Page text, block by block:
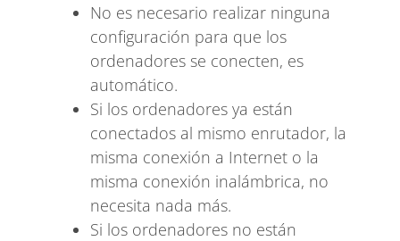
No es necesario realizar ninguna
configuración para que los
ordenadores se conecten, es
automático.
Si los ordenadores ya están
conectados al mismo enrutador, la
misma conexión a Internet o la
misma conexión inalámbrica, no
necesita nada más.
Si los ordenadores no están